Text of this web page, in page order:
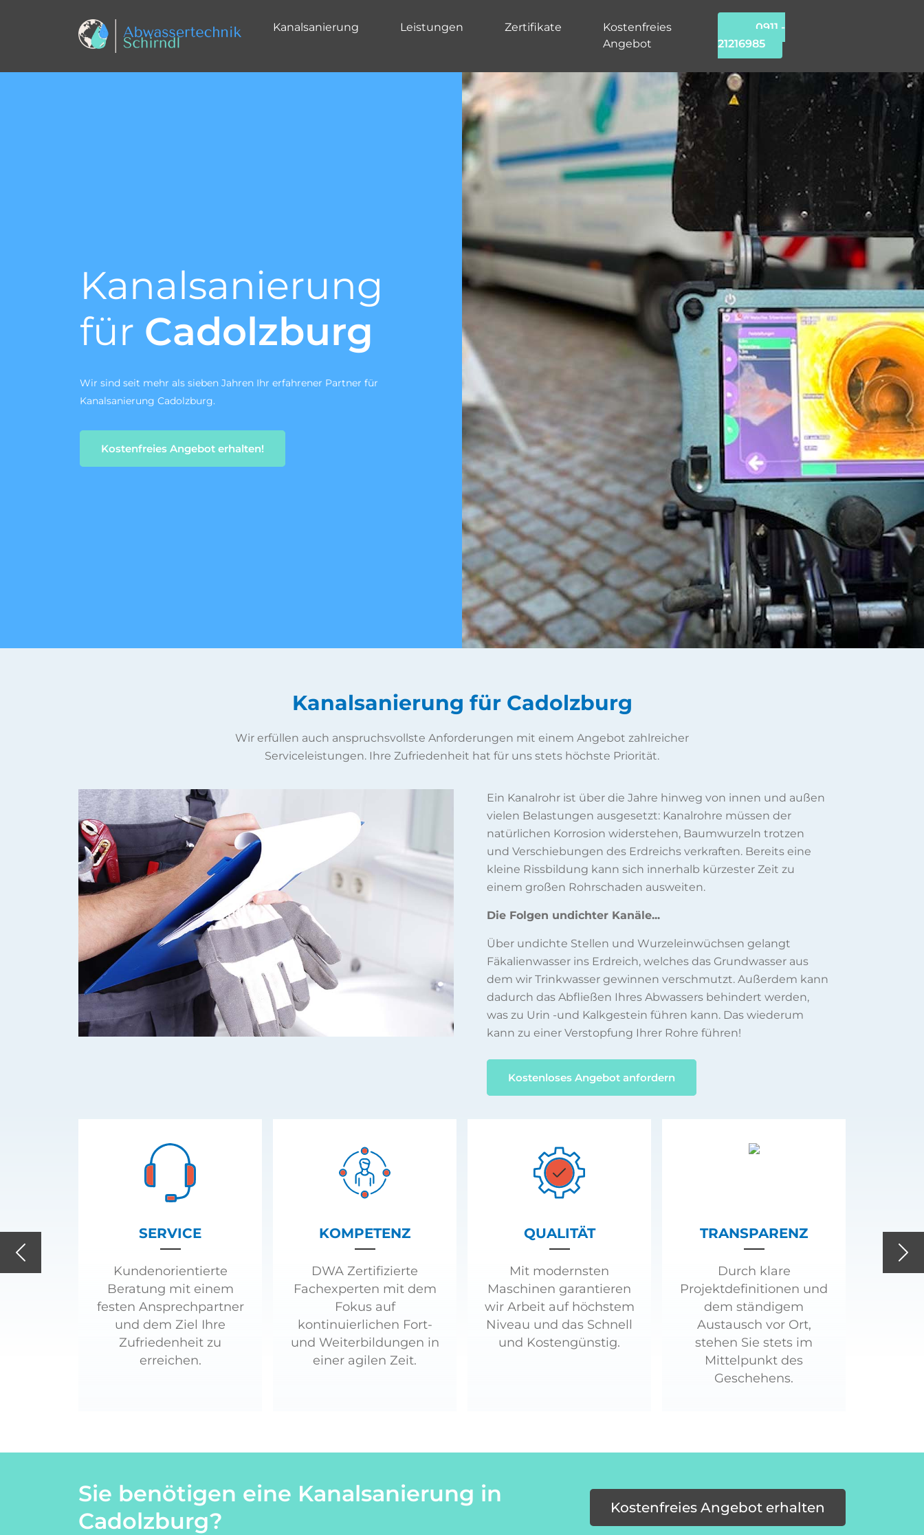
Kanalsanierung Leistungen Zertifikate
Kostenfreies
Angebot
0911 -
21216985
Kanal TV-
Untersuchung
nach DIN 1986-
30
Wir sind ein zertifiziertes Fachunternehmen für die Kanal-TV-
Untersuchung gem. DIN 1986-30.
Zum Angebotsservice
Previous
Kanalsanierung für Cadolzburg
Wir erfüllen auch anspruchsvollste Anforderungen mit einem Angebot zahlreicher
Serviceleistungen. Ihre Zufriedenheit hat für uns stets höchste Priorität.
Ein Kanalrohr ist über die Jahre hinweg von innen und außen
vielen Belastungen ausgesetzt: Kanalrohre müssen der
natürlichen Korrosion widerstehen, Baumwurzeln trotzen
und Verschiebungen des Erdreichs verkraften. Bereits eine
kleine Rissbildung kann sich innerhalb kürzester Zeit zu
einem großen Rohrschaden ausweiten.
Die Folgen undichter Kanäle...
Über undichte Stellen und Wurzeleinwüchsen gelangt
Fäkalienwasser ins Erdreich, welches das Grundwasser aus
dem wir Trinkwasser gewinnen verschmutzt. Außerdem kann
dadurch das Abfließen Ihres Abwassers behindert werden,
was zu Urin -und Kalkgestein führen kann. Das wiederum
kann zu einer Verstopfung Ihrer Rohre führen!
Kostenloses Angebot anfordern
SERVICE
Kundenorientierte
Beratung mit einem
festen Ansprechpartner
und dem Ziel Ihre
Zufriedenheit zu
erreichen.
KOMPETENZ
DWA Zertifizierte
Fachexperten mit dem
Fokus auf
kontinuierlichen Fort-
und Weiterbildungen in
einer agilen Zeit.
QUALITÄT
Mit modernsten
Maschinen garantieren
wir Arbeit auf höchstem
Niveau und das Schnell
und Kostengünstig.
TRANSPARENZ
Durch klare
Projektdefinitionen und
dem ständigem
Austausch vor Ort,
stehen Sie stets im
Mittelpunkt des
Geschehens.
Sie benötigen eine Kanalsanierung in
Cadolzburg?
Kostenfreies Angebot erhalten